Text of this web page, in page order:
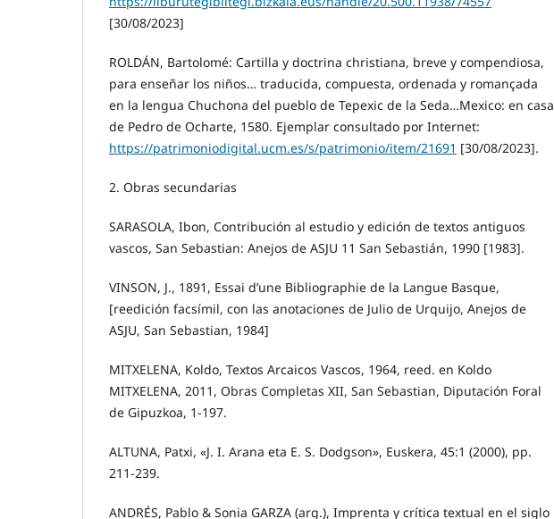
[30/08/2023]
ROLDÁN, Bartolomé: Cartilla y doctrina christiana, breve y compendiosa,
para enseñar los niños… traducida, compuesta, ordenada y romançada
en la lengua Chuchona del pueblo de Tepexic de la Seda…Mexico: en casa
de Pedro de Ocharte, 1580. Ejemplar consultado por Internet:
https://patrimoniodigital.ucm.es/s/patrimonio/item/21691 [30/08/2023].
2. Obras secundarias
SARASOLA, Ibon, Contribución al estudio y edición de textos antiguos
vascos, San Sebastian: Anejos de ASJU 11 San Sebastián, 1990 [1983].
VINSON, J., 1891, Essai d’une Bibliographie de la Langue Basque,
[reedición facsímil, con las anotaciones de Julio de Urquijo, Anejos de
ASJU, San Sebastian, 1984]
MITXELENA, Koldo, Textos Arcaicos Vascos, 1964, reed. en Koldo
MITXELENA, 2011, Obras Completas XII, San Sebastian, Diputación Foral
de Gipuzkoa, 1-197.
ALTUNA, Patxi, «J. I. Arana eta E. S. Dodgson», Euskera, 45:1 (2000), pp.
211-239.
ANDRÉS, Pablo & Sonia GARZA (arg.), Imprenta y crítica textual en el siglo